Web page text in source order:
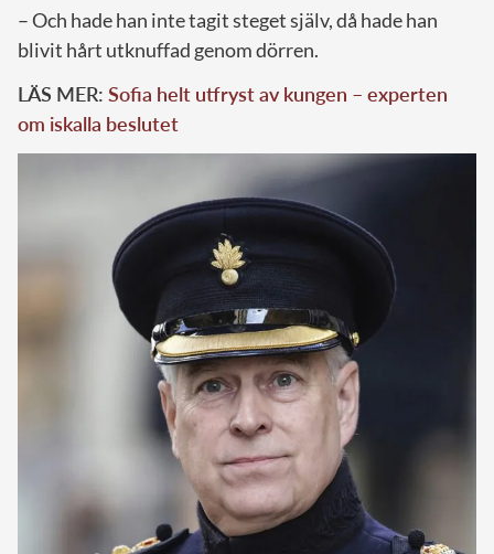
– Och hade han inte tagit steget själv, då hade han
blivit hårt utknuffad genom dörren.
LÄS MER: Sofia helt utfryst av kungen – experten
om iskalla beslutet